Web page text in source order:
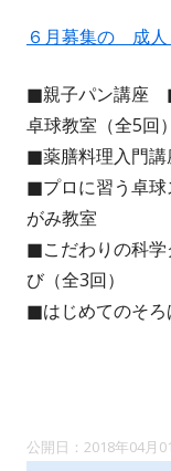
６月募集の 成人
■親子パン講座
卓球教室（全5回）
■薬膳料理入門
■プロに習う卓
がみ教室
■こだわりの科
び（全3回）
■はじめてのそろ
2018年04月